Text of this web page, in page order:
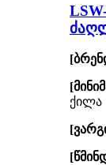
ქილა